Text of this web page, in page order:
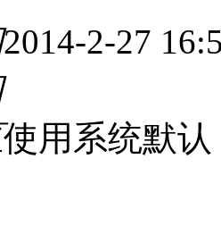
2014-2-27
使用系统默认